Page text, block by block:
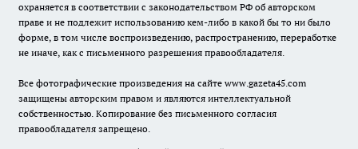
охраняется в соответствии с законодательством РФ об авторском
праве и не подлежит использованию кем-либо в какой бы то ни было
форме, в том числе воспроизведению, распространению, переработке
не иначе, как с письменного разрешения правообладателя.
Все фотографические произведения на сайте www.gazeta45.com
защищены авторским правом и являются интеллектуальной
собственностью. Копирование без письменного согласия
правообладателя запрещено.